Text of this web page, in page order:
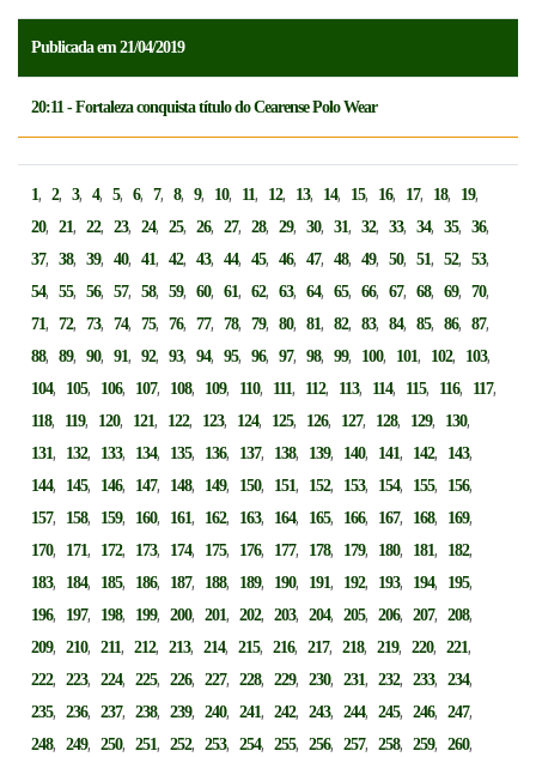
Publicada em 21/04/2019
20:11 - Fortaleza conquista título do Cearense Polo Wear
1,2,3,4,5,6,7,8,9, 10, 11, 12, 13, 14, 15, 16, 17, 18, 19,
20,21,22,23,24,25,26,27,28,29,30,31,32,33,34,35,36,
37,38,39,40,41,42,43,44,45,46,47,48,49,50,51,52,53,
54,55,56,57,58,59,60,61,62,63,64,65,66,67,68,69,70,
71,72,73,74,75,76,77,78,79,80,81,82,83,84,85,86,87,
88,89,90,91,92,93,94,95,96,97,98,99, 100, 101, 102, 103,
104, 105, 106, 107, 108, 109, 110, 111, 112, 113, 114, 115, 116, 117,
118, 119, 120, 121, 122, 123, 124, 125, 126, 127, 128, 129, 130,
131, 132, 133, 134, 135, 136, 137, 138, 139, 140, 141, 142, 143,
144, 145, 146, 147, 148, 149, 150, 151, 152, 153, 154, 155, 156,
157, 158, 159, 160, 161, 162, 163, 164, 165, 166, 167, 168, 169,
170, 171, 172, 173, 174, 175, 176, 177, 178, 179, 180, 181, 182,
183, 184, 185, 186, 187, 188, 189, 190, 191, 192, 193, 194, 195,
196, 197, 198, 199,200,201,202,203,204,205,206,207,208,
209,210,211,212,213,214,215,216,217,218,219,220,221,
222,223,224,225,226,227,228,229,230,231,232,233,234,
235,236,237,238,239,240,241,242,243,244,245,246,247,
248,249,250,251,252,253,254,255,256,257,258,259,260,